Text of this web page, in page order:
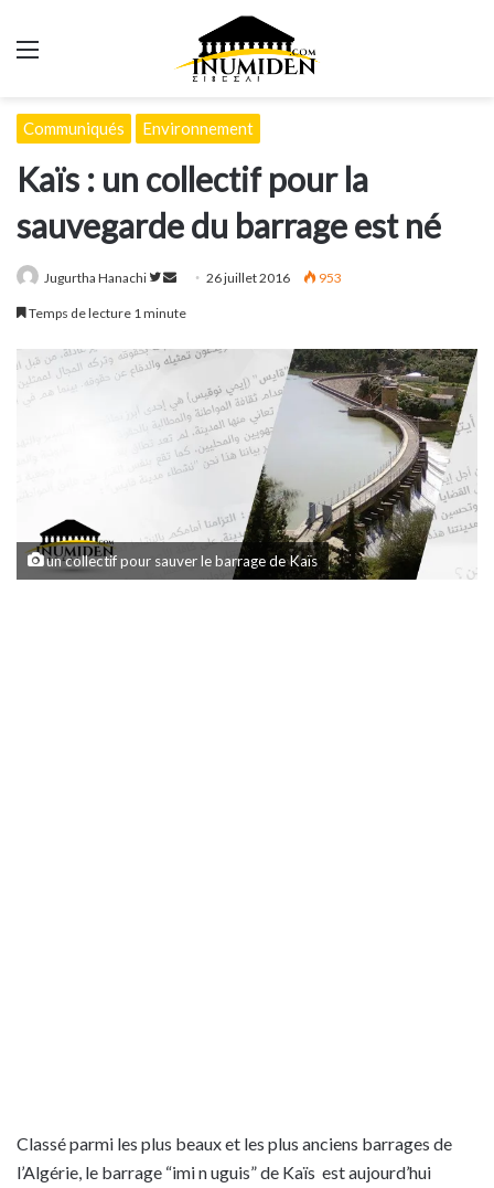
Menu
Communiqués Environnement
Kaïs : un collectif pour la
sauvegarde du barrage est né
Jugurtha Hanachi
Suivre
Envoyer26 juillet 2016 953
Temps de lecture 1 minute
un collectif pour sauver le barrage de Kaïs
Classé parmi les plus beaux et les plus anciens barrages de
l’Algérie, le barrage “imi n uguis” de Kaïs est aujourd’hui